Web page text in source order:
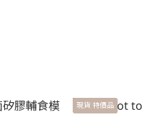
現貨 特價品